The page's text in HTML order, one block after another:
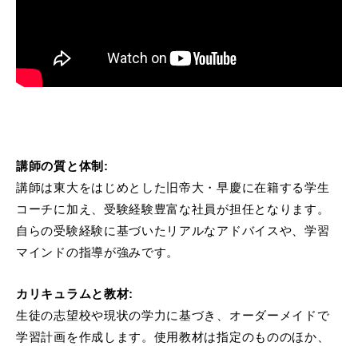
講師の質と体制:
講師は東大をはじめとした旧帝大・早慶に在籍する学生
コーチに加え、受験経験豊富な社員が担任となります。
自らの受験経験に基づいたリアルなアドバイスや、学習
マインドの指導が強みです。
カリキュラムと教材:
生徒の志望校や現状の学力に基づき、オーダーメイドで
学習計画を作成します。使用教材は指定のもののほか、